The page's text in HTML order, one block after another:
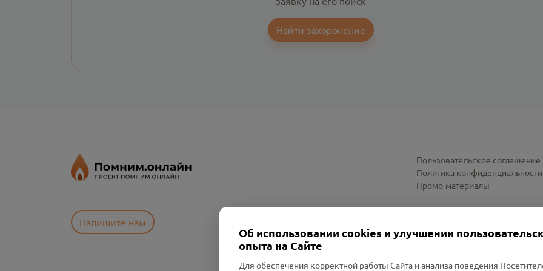
Найти захоронение
Напишите нам
Пользовательское соглашение
Политика конфиденциальности
Промо-материалы
Об использовании cookies и улучшении
опыта на Сайте
Для обеспечения корректной работы Сайта и анализа поведения